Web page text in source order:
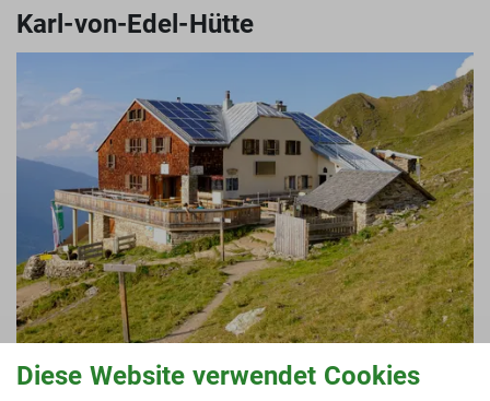
Karl-von-Edel-Hütte
© DAV Wuerzburg
Der Ort für familienfreundliche und
Diese Website verwendet Cookies